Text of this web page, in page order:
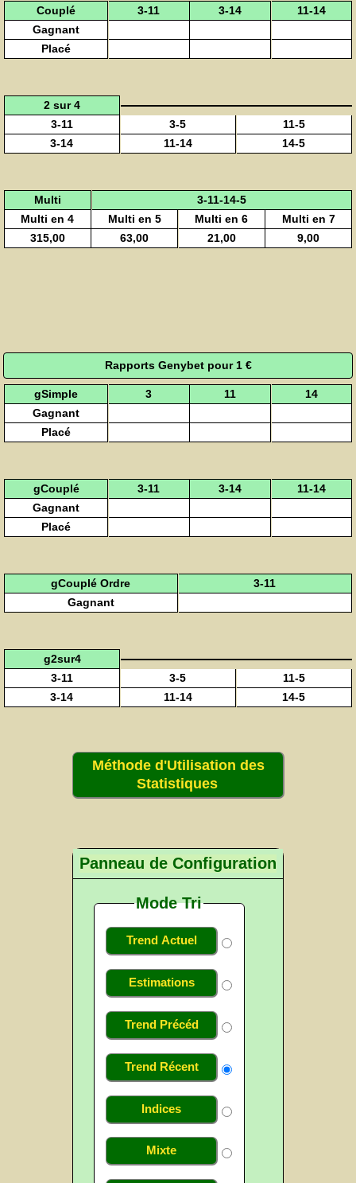
Couplé 3-11 3-14
11-14
Gagnant
Placé
2 sur 4
3-11
3-5
11-5
3-14
11-14 14-5
Multi
3-11-14-5
Multi en 4
Multi en 5 Multi en 6
Multi en 7
315,00
63,00 21,00 9,00
Rapports Genybet pour 1 €
gSimple 3 11
14
Gagnant
Placé
gCouplé 3-11 3-14
11-14
Gagnant
Placé
gCouplé Ordre
3-11
Gagnant
g2sur4
3-11
3-5
11-5
3-14
11-14 14-5
Méthode d'Utilisation des
Statistiques
Panneau de Configuration
Mode Tri
Trend Actuel
Estimations
Trend Précéd
Trend Récent
Indices
Mixte